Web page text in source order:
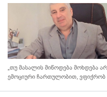
„თუ მასალის მიწოდება მოხდება
ემოციური ჩართულობით, ვფიქრობ